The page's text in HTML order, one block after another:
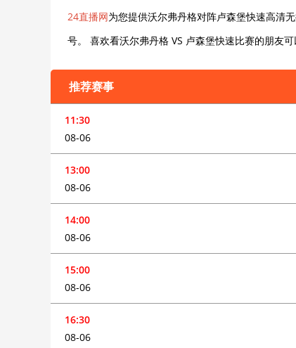
24直播网为您提供沃尔弗丹格对阵卢森堡快速高清
号。 喜欢看沃尔弗丹格 VS 卢森堡快速比赛的朋友
推荐赛事
11:30
08-06
13:00
08-06
14:00
08-06
15:00
08-06
16:30
08-06